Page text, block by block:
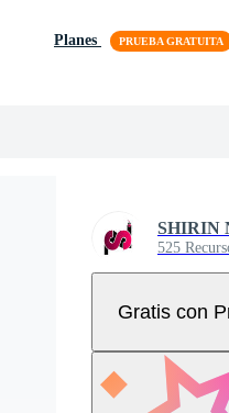
Planes
SHIRIN
525
Gratis con